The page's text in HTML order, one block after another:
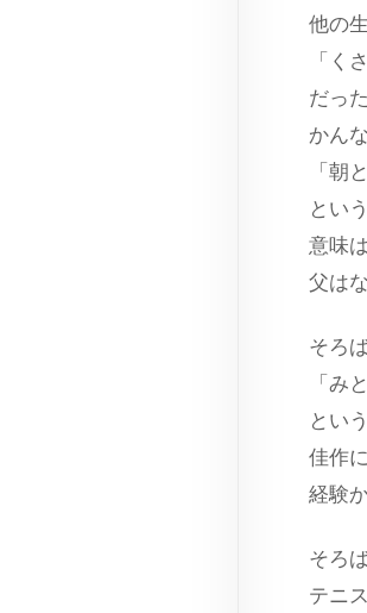
他の
「く
だっ
かん
「朝
とい
意味
父は
そろ
「
とい
佳作
経験
そろ
テニ